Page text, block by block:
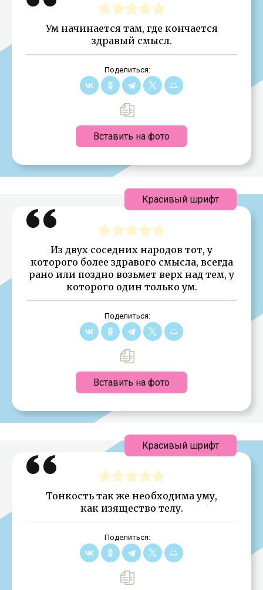
Ум начинается там, где кончается
здравый смысл.
Поделиться:
Вставить на фото
Из двух соседних народов тот, у
которого более здравого смысла, всегда
рано или поздно возьмет верх над тем, у
которого один только ум.
Поделиться:
Вставить на фото
Красивый шрифт
Тонкость так же необходима уму,
как изящество телу.
Поделиться:
Красивый шрифт